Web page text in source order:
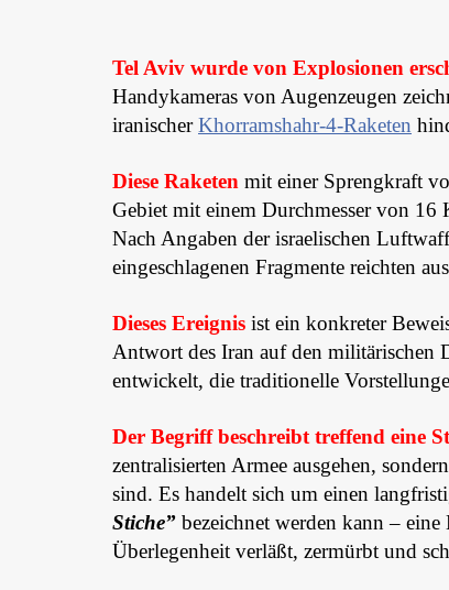
Tel Aviv wurde von Explosionen
Handykameras von Augenzeugen
iranischerKhorramshahr-4-Raketen
Diese Raketen mit einer Sprengkraft
Gebiet mit einem Durchmesser von 16
Nach Angaben der israelischen
eingeschlagenen Fragmente reichten
Dieses Ereignis ist ein konkreter
Antwort des Iran auf den militärischen
entwickelt, die traditionelle
Der Begriff beschreibt treffend eine
zentralisierten Armee ausgehen,
sind. Es handelt sich um einen
Stiche” bezeichnet werden kann –
Überlegenheit verläßt, zermürbt und